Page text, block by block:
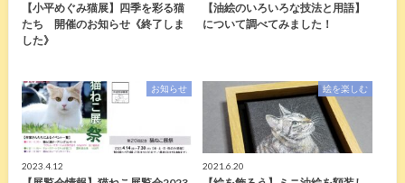
【小平めぐみ猫展】四季を彩る猫
たち 開催のお知らせ《終了しま
した》
【油絵のいろいろな技法と用語】
について調べてみました！
お知らせ
2023.4.12
絵を楽しむ
2021.6.20